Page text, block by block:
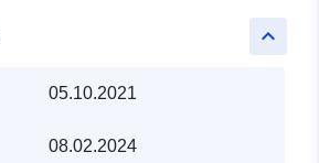
keyboard_arrow_up
05.10.2021
08.02.2024